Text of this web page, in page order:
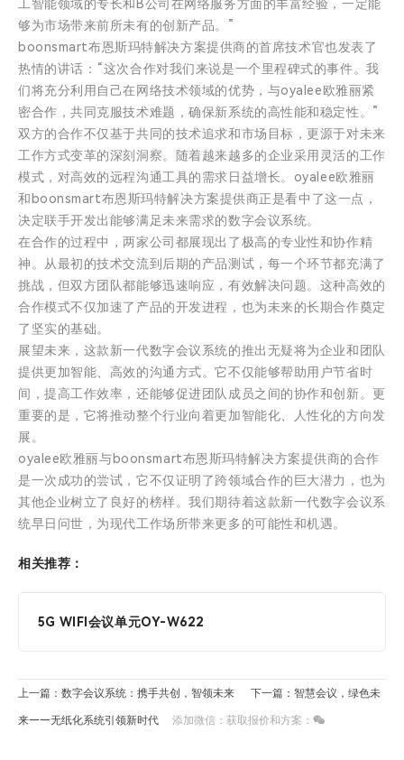
工智能领域的专长和B公司在网络服务方面的丰富经验，一定能
够为市场带来前所未有的创新产品。”
boonsmart布恩斯玛特解决方案提供商的首席技术官也发表了
热情的讲话：“这次合作对我们来说是一个里程碑式的事件。我
们将充分利用自己在网络技术领域的优势，与oyalee欧雅丽紧
密合作，共同克服技术难题，确保新系统的高性能和稳定性。”
双方的合作不仅基于共同的技术追求和市场目标，更源于对未来
工作方式变革的深刻洞察。随着越来越多的企业采用灵活的工作
模式，对高效的远程沟通工具的需求日益增长。oyalee欧雅丽
和boonsmart布恩斯玛特解决方案提供商正是看中了这一点，
决定联手开发出能够满足未来需求的数字会议系统。
在合作的过程中，两家公司都展现出了极高的专业性和协作精
神。从最初的技术交流到后期的产品测试，每一个环节都充满了
挑战，但双方团队都能够迅速响应，有效解决问题。这种高效的
合作模式不仅加速了产品的开发进程，也为未来的长期合作奠定
了坚实的基础。
展望未来，这款新一代数字会议系统的推出无疑将为企业和团队
提供更加智能、高效的沟通方式。它不仅能够帮助用户节省时
间，提高工作效率，还能够促进团队成员之间的协作和创新。更
重要的是，它将推动整个行业向着更加智能化、人性化的方向发
展。
oyalee欧雅丽与boonsmart布恩斯玛特解决方案提供商的合作
是一次成功的尝试，它不仅证明了跨领域合作的巨大潜力，也为
其他企业树立了良好的榜样。我们期待着这款新一代数字会议系
统早日问世，为现代工作场所带来更多的可能性和机遇。
相关推荐：
5G WIFI会议单元OY-W622
上一篇：数字会议系统：携手共创，智领未来 下一篇：智慧会议，绿色未
来——无纸化系统引领新时代 添加微信：获取报价和方案：